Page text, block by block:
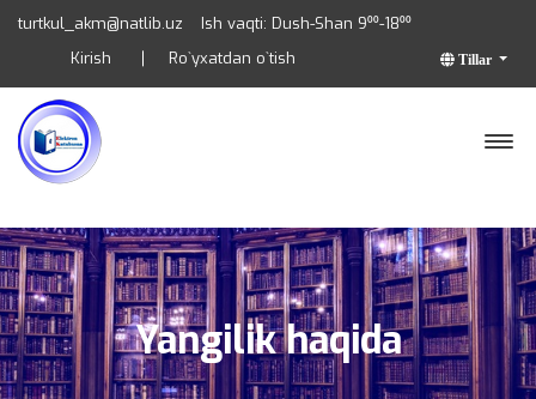
turtkul_akm@natlib.uz Ish vaqti: Dush-Shan 9⁰⁰-18⁰⁰
Tillar
Kirish Ro`yxatdan o`tish
Yangilik haqida